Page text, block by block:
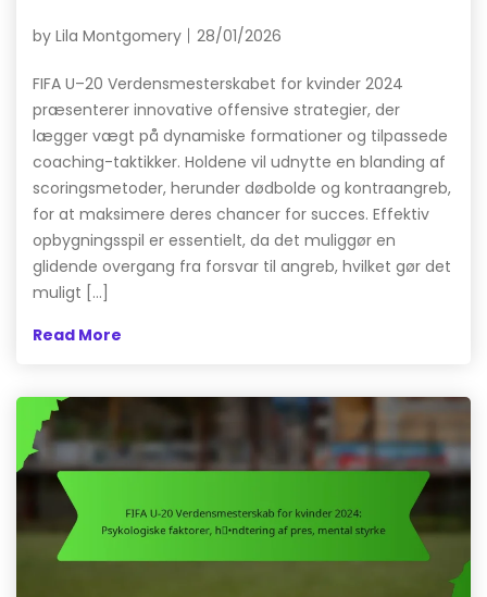
by Lila Montgomery 28/01/2026
FIFA U–20 Verdensmesterskabet for kvinder 2024
præsenterer innovative offensive strategier, der
lægger vægt på dynamiske formationer og tilpassede
coaching-taktikker. Holdene vil udnytte en blanding af
scoringsmetoder, herunder dødbolde og kontraangreb,
for at maksimere deres chancer for succes. Effektiv
opbygningsspil er essentielt, da det muliggør en
glidende overgang fra forsvar til angreb, hvilket gør det
muligt […]
Read More